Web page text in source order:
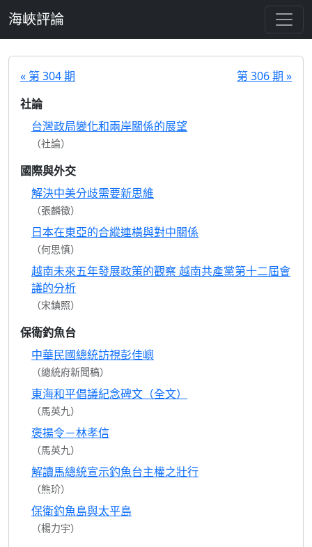
海峽評論
« 第 304 期
第 306 期 »
社論
台灣政局變化和兩岸關係的展望
（社論）
國際與外交
解決中美分歧需要新思維
（張麟徵）
日本在東亞的合縱連橫與對中關係
（何思慎）
越南未來五年發展政策的觀察 越南共產黨第十二屆會
議的分析
（宋鎮照）
保衛釣魚台
中華民國總統訪視彭佳嶼
（總統府新聞稿）
東海和平倡議紀念碑文（全文）
（馬英九）
褒揚令－林孝信
（馬英九）
解讀馬總統宣示釣魚台主權之壯行
（熊玠）
保衛釣魚島與太平島
（楊力宇）